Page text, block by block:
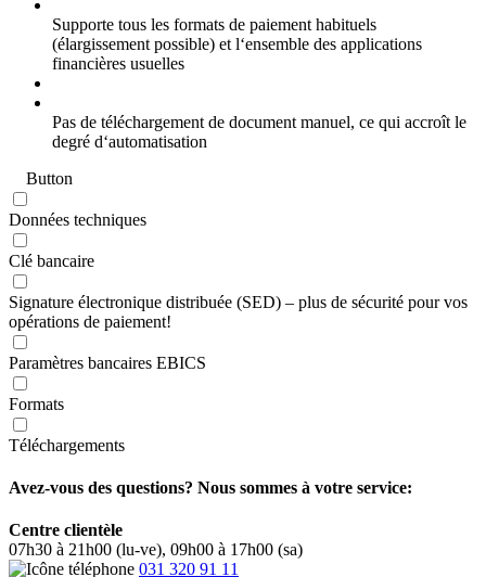
Supporte tous les formats de paiement habituels
(élargissement possible) et l‘ensemble des applications
financières usuelles
Pas de téléchargement de document manuel, ce qui accroît le
degré d‘automatisation
Button
Données techniques
Clé bancaire
Signature électronique distribuée (SED) – plus de sécurité pour vos
opérations de paiement!
Paramètres bancaires EBICS
Formats
Téléchargements
Avez-vous des questions? Nous sommes à votre service:
Centre clientèle
07h30 à 21h00 (lu-ve), 09h00 à 17h00 (sa)
031 320 91 11